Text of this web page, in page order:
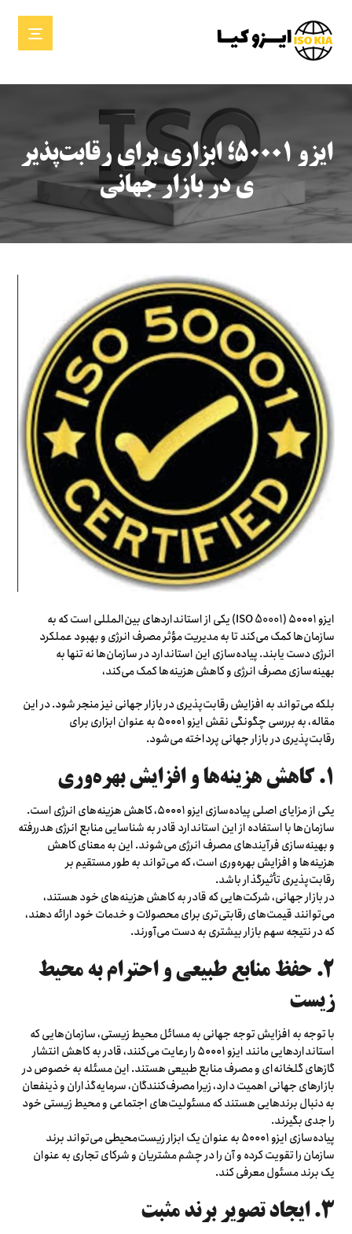
ایزو ۵۰۰۰۱؛ ابزاری برای رقابت‌پذیر
ی در بازار جهانی
ایزو ۵۰۰۰۱ (ISO 50001) یکی از استانداردهای بین‌المللی است که به
سازمان‌ها کمک می‌کند تا به مدیریت مؤثر مصرف انرژی و بهبود عملکرد
انرژی دست یابند. پیاده‌سازی این استاندارد در سازمان‌ها نه تنها به
بهینه‌سازی مصرف انرژی و کاهش هزینه‌ها کمک می‌کند،
بلکه می‌تواند به افزایش رقابت‌پذیری در بازار جهانی نیز منجر شود. در این
مقاله، به بررسی چگونگی نقش ایزو ۵۰۰۰۱ به عنوان ابزاری برای
رقابت‌پذیری در بازار جهانی پرداخته می‌شود.
۱. کاهش هزینه‌ها و افزایش بهره‌وری
یکی از مزایای اصلی پیاده‌سازی ایزو ۵۰۰۰۱، کاهش هزینه‌های انرژی است.
سازمان‌ها با استفاده از این استاندارد قادر به شناسایی منابع انرژی هدررفته
و بهینه‌سازی فرآیندهای مصرف انرژی می‌شوند. این به معنای کاهش
هزینه‌ها و افزایش بهره‌وری است، که می‌تواند به طور مستقیم بر
رقابت‌پذیری تأثیرگذار باشد.
در بازار جهانی، شرکت‌هایی که قادر به کاهش هزینه‌های خود هستند،
می‌توانند قیمت‌های رقابتی‌تری برای محصولات و خدمات خود ارائه دهند،
که در نتیجه سهم بازار بیشتری به دست می‌آورند.
۲. حفظ منابع طبیعی و احترام به محیط
زیست
با توجه به افزایش توجه جهانی به مسائل محیط زیستی، سازمان‌هایی که
استانداردهایی مانند ایزو ۵۰۰۰۱ را رعایت می‌کنند، قادر به کاهش انتشار
گازهای گلخانه‌ای و مصرف منابع طبیعی هستند. این مسئله به خصوص در
بازارهای جهانی اهمیت دارد، زیرا مصرف‌کنندگان، سرمایه‌گذاران و ذینفعان
به دنبال برندهایی هستند که مسئولیت‌های اجتماعی و محیط زیستی خود
را جدی بگیرند.
پیاده‌سازی ایزو ۵۰۰۰۱ به عنوان یک ابزار زیست‌محیطی می‌تواند برند
سازمان را تقویت کرده و آن را در چشم مشتریان و شرکای تجاری به عنوان
یک برند مسئول معرفی کند.
۳. ایجاد تصویر برند مثبت